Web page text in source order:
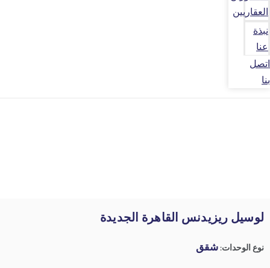
العقاريين
نبذة
عنا
اتصل
بنا
لوسيل ريزيدنس القاهرة الجديدة
نوع الوحدات:شقق